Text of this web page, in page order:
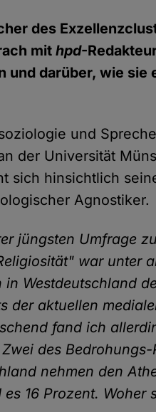
des
mithpd-
und darüber, wie sie
und
der Universität
sich hinsichtlich
Agnostiker.
jüngsten Umfrage
war unter
Westdeutschland
der aktuellen
fand ich
des Bedrohungs-
nehmen den
16 Prozent. Woher